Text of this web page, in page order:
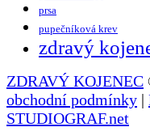
prsa
pupečníková krev
zdravý
ZDRAVÝ KOJENEC
obchodní podmínky |
STUDIOGRAF.net